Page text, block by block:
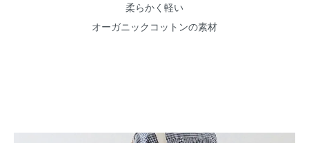
柔らかく軽い
オーガニックコットンの素材